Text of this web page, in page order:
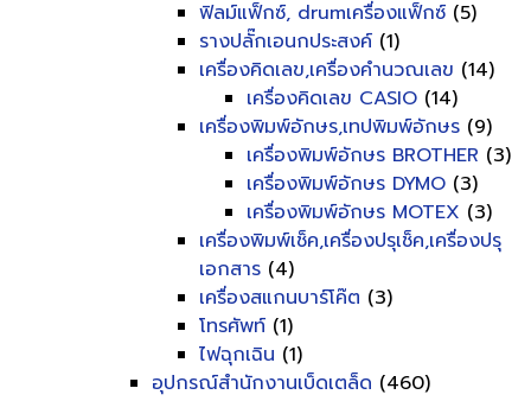
ฟิลม์แฟ็กซ์, drumเครื่องแฟ็กซ์ (5)
รางปลั๊กเอนกประสงค์ (1)
เครื่องคิดเลข,เครื่องคำนวณเลข (14)
เครื่องคิดเลข CASIO (14)
เครื่องพิมพ์อักษร,เทปพิมพ์อักษร (9)
เครื่องพิมพ์อักษร BROTHER (3)
เครื่องพิมพ์อักษร DYMO (3)
เครื่องพิมพ์อักษร MOTEX (3)
เครื่องพิมพ์เช็ค,เครื่องปรุเช็ค,เครื่องปรุ
เอกสาร (4)
เครื่องสแกนบาร์โค๊ต (3)
โทรศัพท์ (1)
ไฟฉุกเฉิน (1)
อุปกรณ์สำนักงานเบ็ดเตล็ด (460)